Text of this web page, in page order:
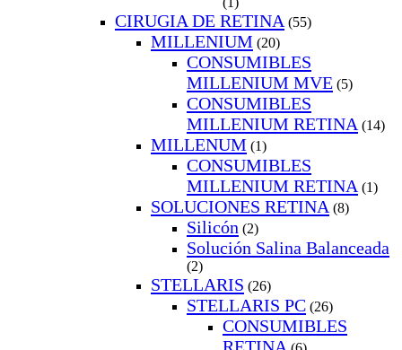
CIRUGIA DE RETINA (55)
MILLENIUM (20)
CONSUMIBLES
MILLENIUM MVE (5)
CONSUMIBLES
MILLENIUM RETINA (14)
MILLENUM (1)
CONSUMIBLES
MILLENIUM RETINA (1)
SOLUCIONES RETINA (8)
Silicón (2)
Solución Salina Balanceada
(2)
STELLARIS (26)
STELLARIS PC (26)
CONSUMIBLES